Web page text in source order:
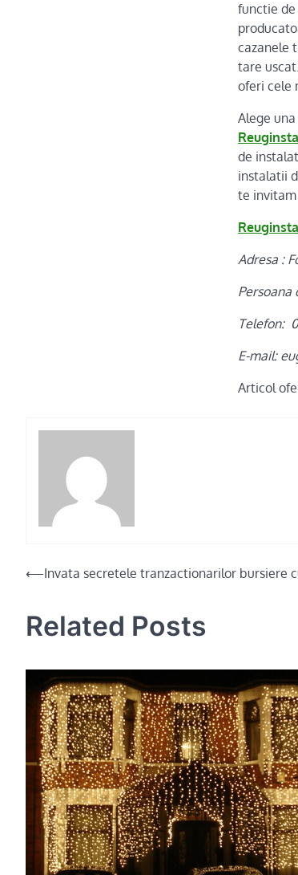
functie
cazanele
tare
oferi cele
Alege
de
instalatii
te invitam
Adresa :
Persoana
Telefon:
E-mail:
Articol
Post
⟵Invata secretele tranzactionarilor bursiere
Related Posts